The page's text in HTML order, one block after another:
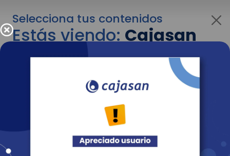
Selecciona tus contenidos
Estás viendo:Cajasan
para personas
Para cambiar al contenido de tu interés más
adelante recuerda utilizar el menú
Entendido